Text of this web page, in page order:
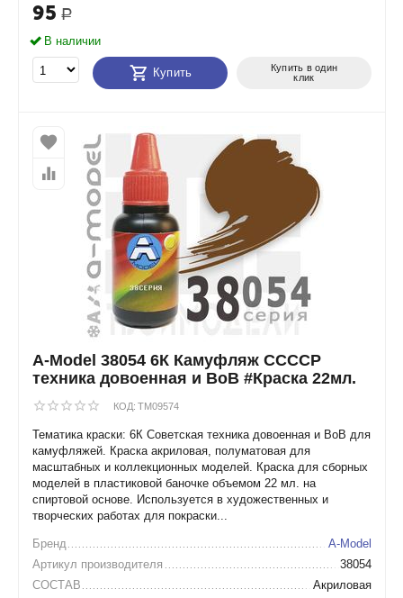
95 Р
В наличии
Купить
Купить в один
клик
A-Model 38054 6К Камуфляж ССССР
техника довоенная и ВоВ #Краска 22мл.
КОД: TM09574
Тематика краски: 6К Советская техника довоенная и ВоВ для
камуфляжей. Краска акриловая, полуматовая для
масштабных и коллекционных моделей. Краска для сборных
моделей в пластиковой баночке объемом 22 мл. на
спиртовой основе. Используется в художественных и
творческих работах для покраски...
Бренд
A-Model
Артикул производителя
38054
СОСТАВ
Акриловая